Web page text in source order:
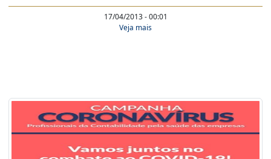
17/04/2013 - 00:01
Veja mais